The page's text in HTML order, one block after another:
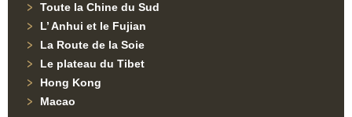
Toute la Chine du Sud
L’ Anhui et le Fujian
La Route de la Soie
Le plateau du Tibet
Hong Kong
Macao